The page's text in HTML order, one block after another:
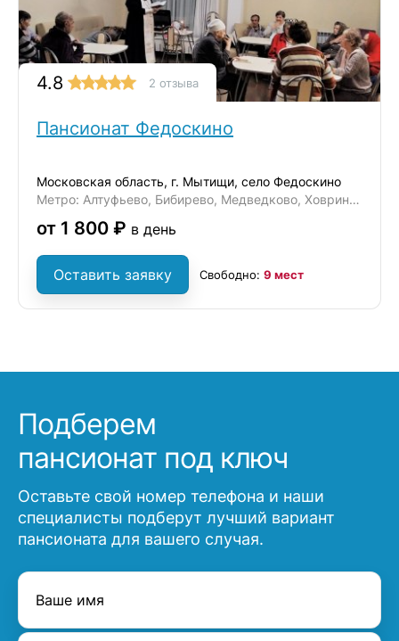
4.8 2 отзыва
Пансионат Федоскино
Московская область, г. Мытищи, село Федоскино
Метро: Алтуфьево, Бибирево, Медведково, Ховрино, Отрадное
от 1 800 ₽ в день
Оставить заявку Свободно: 9 мест
Подберем
пансионат под ключ
Оставьте свой номер телефона и наши
специалисты подберут лучший вариант
пансионата для вашего случая.